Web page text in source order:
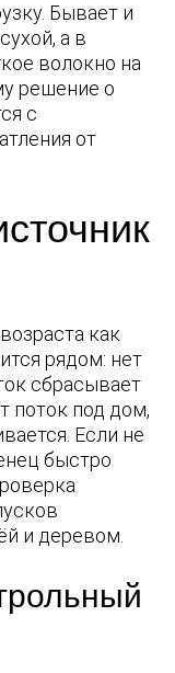
Бывает и
а в
волокно на
решение о
с
от
как
рядом: нет
сбрасывает
поток под дом,
Если не
быстро
и деревом.